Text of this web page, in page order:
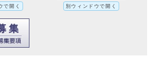
で開く 別ウィンドウで開く